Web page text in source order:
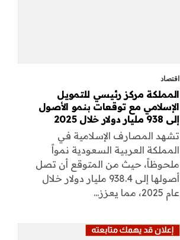
اقتصاد
المملكة مركز رئيسي للتمويل
الإسلامي مع توقعات بنمو الأصول
إلى 938 مليار دولار خلال 2025
تشهد المصارف الإسلامية في
المملكة العربية السعودية نمواً
ملحوظاً، حيث من المتوقع أن تصل
أصولها إلى 938.4 مليار دولار خلال
عام 2025، مما يعزز...